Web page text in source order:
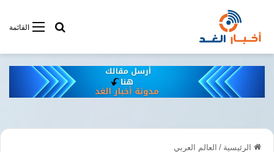
القائمةأبحت فى
الرئيسية / العالم العربي